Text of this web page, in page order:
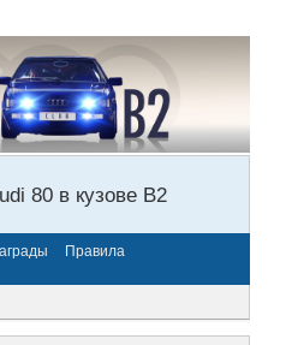
80 в кузове В2
Правила